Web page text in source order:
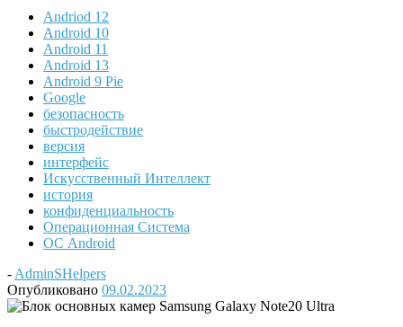
Andriod 12
Android 10
Android 11
Android 13
Android 9 Pie
Google
безопасность
быстродействие
версия
интерфейс
Искусственный Интеллект
история
конфиденциальность
Операционная Система
ОС Android
- AdminSHelpers
Опубликовано 09.02.2023